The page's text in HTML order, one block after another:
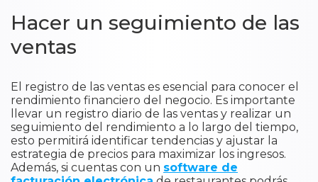
Hacer un seguimiento de las
ventas
El registro de las ventas es esencial para conocer el
rendimiento financiero del negocio. Es importante
llevar un registro diario de las ventas y realizar un
seguimiento del rendimiento a lo largo del tiempo,
esto permitirá identificar tendencias y ajustar la
estrategia de precios para maximizar los ingresos.
Además, si cuentas con un software de